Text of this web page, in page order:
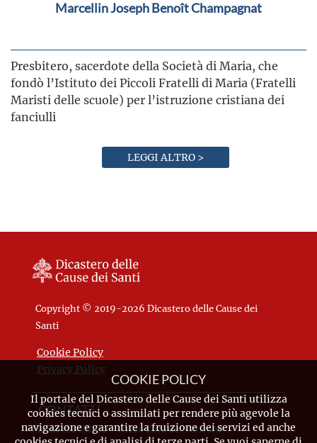
Marcellin Joseph Benoît Champagnat
Presbitero, sacerdote della Società di Maria, che
fondò l’Istituto dei Piccoli Fratelli di Maria (Fratelli
Maristi delle scuole) per l’istruzione cristiana dei
fanciulli
LEGGI ALTRO >
Copyright © 2019-2026 Dicastero delle Cause dei
Santi
Cookie Policy
Privacy Policy
CONTATTI
Piazza Pio XII, 10 - 00120 Città del Vaticano
COOKIE POLICY
Il portale del Dicastero delle Cause dei Santi utilizza
cookies tecnici o assimilati per rendere più agevole la
navigazione e garantire la fruizione dei servizi ed anche